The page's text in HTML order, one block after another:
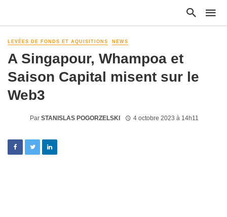
LEVÉES DE FONDS ET AQUISITIONS NEWS
A Singapour, Whampoa et
Saison Capital misent sur le
Web3
Par STANISLAS POGORZELSKI 4 octobre 2023 à 14h11